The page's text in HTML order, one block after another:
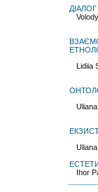
Lidiia
Ihor